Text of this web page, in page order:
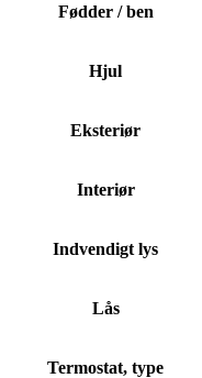
Fødder / ben
Hjul
Eksteriør
Interiør
Indvendigt lys
Lås
Termostat, type